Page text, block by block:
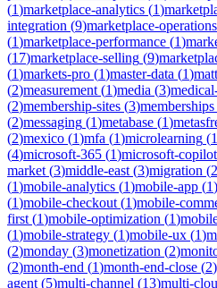
(1)marketplace-analytics (1)
integration (9)marketplace-operations
(1)marketplace-performance (1)
(17)marketplace-selling (9)
(1)markets-pro (1)master-data (1)
(2)measurement (1)media (3)
(2)membership-sites (3)memberships
(2)messaging (1)metabase (1)
(2)mexico (1)mfa (1)microlearning (1
(4)microsoft-365 (1)microsoft-copilot
market (3)middle-east (3)migration (
(1)mobile-analytics (1)mobile-app (1)
(1)mobile-checkout (1)mobile-
first (1)mobile-optimization (1)
(1)mobile-strategy (1)mobile-ux (1)
(2)monday (3)monetization (2)
(2)month-end (1)month-end-close (2)
agent (5)multi-channel (13)multi-